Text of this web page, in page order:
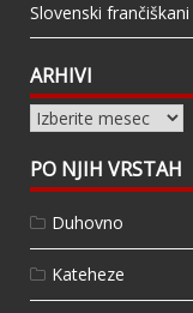
Slovenski frančiškani
ARHIVI
Arhivi
PO NJIH VRSTAH
Duhovno
Kateheze